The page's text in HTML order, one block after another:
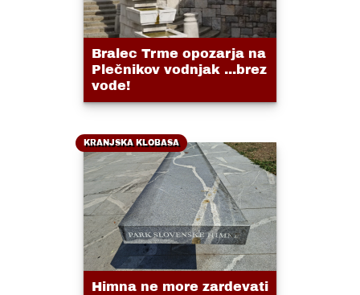
Bralec Trme opozarja na
Plečnikov vodnjak ...brez
vode!
KRANJSKA KLOBASA
Himna ne more zardevati